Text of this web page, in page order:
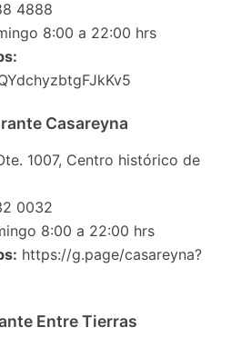
4888
8:00 a 22:00 hrs
Casareyna
1007, Centro histórico de
0032
8:00 a 22:00 hrs
https://g.page/casareyna?
Entre Tierras